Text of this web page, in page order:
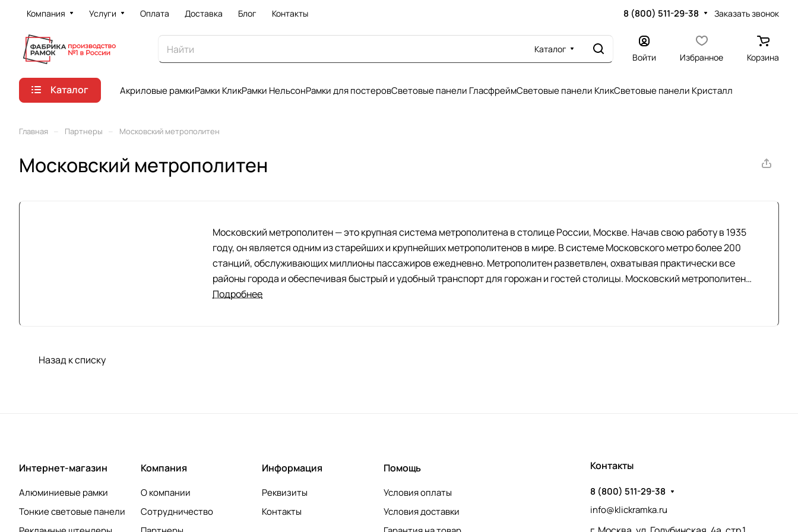
Компания Услуги Оплата Доставка Блог Контакты 8 (800) 511-29-38 Заказать звонок
Каталог
Войти Избранное Корзина
Каталог Акриловые рамкиРамки КликРамки НельсонРамки для постеровСветовые панели ГласфреймСветовые панели КликСветовые панели Кристалл
Главная Партнеры Московский метрополитен
Московский метрополитен
Московский метрополитен — это крупная система метрополитена в столице России, Москве. Начав свою работу в 1935
году, он является одним из старейших и крупнейших метрополитенов в мире. В системе Московского метро более 200
станций, обслуживающих миллионы пассажиров ежедневно. Метрополитен разветвлен, охватывая практически все
районы города и обеспечивая быстрый и удобный транспорт для горожан и гостей столицы. Московский метрополитен
также известен своей архитектурной значимостью, многие станции представляют собой уникальные архитектурные
Подробнее
Назад к списку
Интернет-магазин
Алюминиевые рамки
Тонкие световые панели
Компания
О компании
Сотрудничество
Информация
Реквизиты
Контакты
Помощь
Условия оплаты
Условия доставки
Контакты
8 (800) 511-29-38
info@klickramka.ru